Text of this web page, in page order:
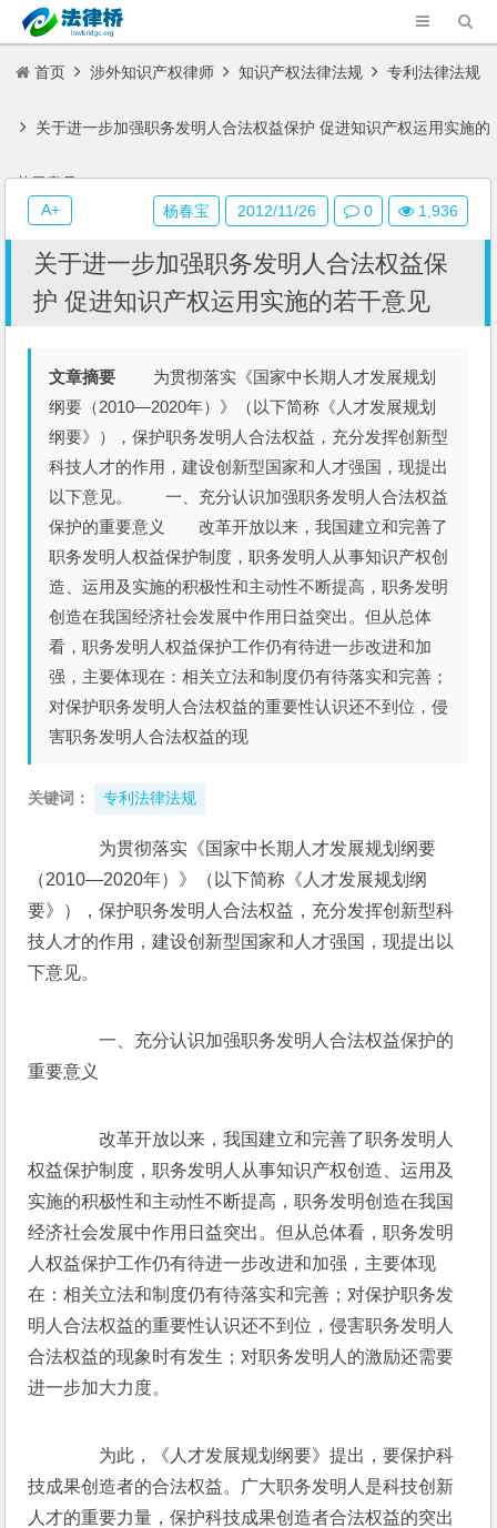
首页 涉外知识产权律师 知识产权法律法规 专利法律法规
关于进一步加强职务发明人合法权益保护 促进知识产权运用实施的
若干意见
关于进一步加强职务发明人合法权益保
护 促进知识产权运用实施的若干意见
文章摘要 为贯彻落实《国家中长期人才发展规划
纲要（2010—2020年）》（以下简称《人才发展规划
纲要》），保护职务发明人合法权益，充分发挥创新型
科技人才的作用，建设创新型国家和人才强国，现提出
以下意见。 一、充分认识加强职务发明人合法权益
保护的重要意义 改革开放以来，我国建立和完善了
职务发明人权益保护制度，职务发明人从事知识产权创
造、运用及实施的积极性和主动性不断提高，职务发明
创造在我国经济社会发展中作用日益突出。但从总体
看，职务发明人权益保护工作仍有待进一步改进和加
强，主要体现在：相关立法和制度仍有待落实和完善；
对保护职务发明人合法权益的重要性认识还不到位，侵
害职务发明人合法权益的现
关键词： 专利法律法规
为贯彻落实《国家中长期人才发展规划纲要
（2010—2020年）》（以下简称《人才发展规划纲
要》），保护职务发明人合法权益，充分发挥创新型科
技人才的作用，建设创新型国家和人才强国，现提出以
下意见。
一、充分认识加强职务发明人合法权益保护的
重要意义
改革开放以来，我国建立和完善了职务发明人
权益保护制度，职务发明人从事知识产权创造、运用及
实施的积极性和主动性不断提高，职务发明创造在我国
经济社会发展中作用日益突出。但从总体看，职务发明
人权益保护工作仍有待进一步改进和加强，主要体现
在：相关立法和制度仍有待落实和完善；对保护职务发
明人合法权益的重要性认识还不到位，侵害职务发明人
合法权益的现象时有发生；对职务发明人的激励还需要
进一步加大力度。
为此，《人才发展规划纲要》提出，要保护科
技成果创造者的合法权益。广大职务发明人是科技创新
人才的重要力量，保护科技成果创造者合法权益的突出
杨春宝 2012/11/26 0 1,936
A+